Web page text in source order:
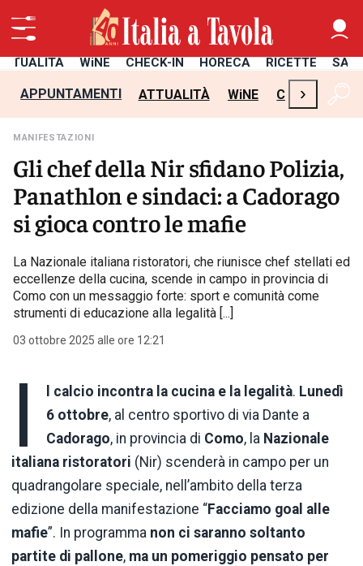
WiNE CHECK-IN HORECA RICETTE
APPUNTAMENTI ATTUALITÀ WiNE CHECK-IN
›
MANIFESTAZIONI
Gli chef della Nir sfidano Polizia,
Panathlon e sindaci: a Cadorago
si gioca contro le mafie
La Nazionale italiana ristoratori, che riunisce chef stellati ed
eccellenze della cucina, scende in campo in provincia di
Como con un messaggio forte: sport e comunità come
strumenti di educazione alla legalità [...]
03 ottobre 2025 alle ore 12:21
I l calcio incontra la cucina e la legalità. Lunedì
6 ottobre, al centro sportivo di via Dante a
Cadorago, in provincia di Como, la Nazionale
italiana ristoratori (Nir) scenderà in campo per un
quadrangolare speciale, nell’ambito della terza
edizione della manifestazione “Facciamo goal alle
mafie”. In programma non ci saranno soltanto
partite di pallone, ma un pomeriggio pensato per